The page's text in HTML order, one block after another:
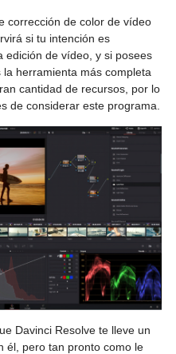
corrección de color de vídeo
si tu intención es
edición de vídeo, y si posees
herramienta más completa
cantidad de recursos, por lo
de considerar este programa.
Davinci Resolve te lleve un
él, pero tan pronto como le